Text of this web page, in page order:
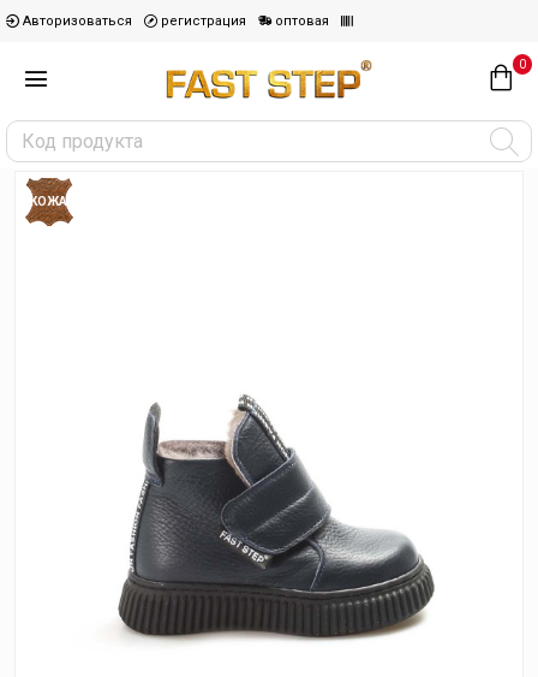
Авторизоваться регистрация оптовая
0
КОЖА